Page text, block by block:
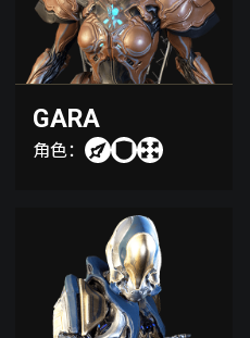
GARA
角色：